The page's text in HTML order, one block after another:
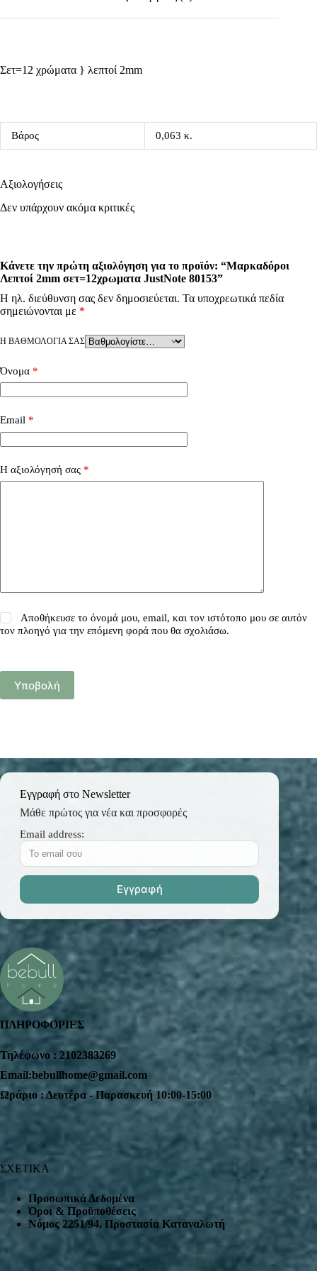
Σετ=12 χρώματα } λεπτοί 2mm
Βάρος 0,063 κ.
Αξιολογήσεις
Δεν υπάρχουν ακόμα κριτικές
Κάνετε την πρώτη αξιολόγηση για το προϊόν: “Μαρκαδόροι
Λεπτοί 2mm σετ=12χρωματα JustNote 80153”
Η ηλ. διεύθυνση σας δεν δημοσιεύεται. Τα υποχρεωτικά πεδία
σημειώνονται με *
Η ΒΑΘΜΟΛΟΓΊΑ ΣΑΣ
Όνομα *
Email *
Η αξιολόγησή σας *
Αποθήκευσε το όνομά μου, email, και τον ιστότοπο μου σε αυτόν
τον πλοηγό για την επόμενη φορά που θα σχολιάσω.
Υποβολή
Εγγραφή στο Newsletter
Μάθε πρώτος για νέα και προσφορές
Email address:
ΠΛΗΡΟΦΟΡΙΕΣ
Τηλέφωνο : 2102383269
Email:bebullhome@gmail.com
Ωράριο : Δευτέρα - Παρασκευή 10:00-15:00
ΣΧΕΤΙΚΑ
Προσωπικά Δεδομένα
Όροι & Προϋποθέσεις
Nόμος 2251/94, Προστασία Καταναλωτή